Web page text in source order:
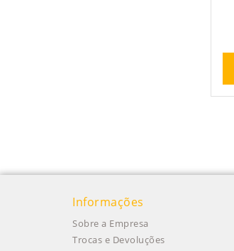
Informações
Sobre a Empresa
Trocas e Devoluções